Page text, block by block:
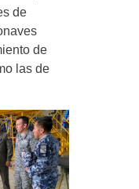
de
de
las de